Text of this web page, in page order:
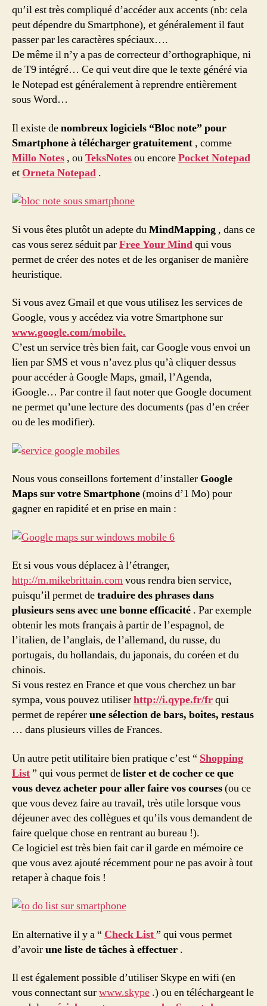
qu’il est très compliqué d’accéder aux accents (nb: cela
peut dépendre du Smartphone), et généralement il faut
passer par les caractères spéciaux….
De même il n’y a pas de correcteur d’orthographique, ni
de T9 intégré… Ce qui veut dire que le texte généré via
le Notepad est généralement à reprendre entièrement
sous Word…
Il existe denombreux logiciels “Bloc note” pour
Smartphone à télécharger gratuitement , comme
Millo Notes , ouTeksNotesou encorePocket Notepad
et Orneta Notepad .
Si vous êtes plutôt un adepte duMindMapping , dans ce
cas vous serez séduit parFree Your Mindqui vous
permet de créer des notes et de les organiser de manière
heuristique.
Si vous avez Gmail et que vous utilisez les services de
Google, vous y accédez via votre Smartphone sur
www.google.com/mobile.
C’est un service très bien fait, car Google vous envoi un
lien par SMS et vous n’avez plus qu’à cliquer dessus
pour accéder à Google Maps, gmail, l’Agenda,
iGoogle… Par contre il faut noter que Google document
ne permet qu’une lecture des documents (pas d’en créer
ou de les modifier).
Nous vous conseillons fortement d’installer Google
Maps sur votre Smartphone(moins d’1 Mo) pour
gagner en rapidité et en prise en main :
Et si vous vous déplacez à l’étranger,
http://m.mikebrittain.comvous rendra bien service,
puisqu’il permet detraduire des phrases dans
plusieurs sens avec une bonne efficacité . Par exemple
obtenir les mots français à partir de l’espagnol, de
l’italien, de l’anglais, de l’allemand, du russe, du
portugais, du hollandais, du japonais, du coréen et du
chinois.
Si vous restez en France et que vous cherchez un bar
sympa, vous pouvez utiliserhttp://i.qype.fr/frqui
permet de repérerune sélection de bars, boites, restaus
… dans plusieurs villes de Frances.
Un autre petit utilitaire bien pratique c’est “ Shopping
List” qui vous permet delister et de cocher ce que
vous devez acheter pour aller faire vos courses(ou ce
que vous devez faire au travail, très utile lorsque vous
déjeuner avec des collègues et qu’ils vous demandent de
faire quelque chose en rentrant au bureau !).
Ce logiciel est très bien fait car il garde en mémoire ce
que vous avez ajouté récemment pour ne pas avoir à tout
retaper à chaque fois !
En alternative il y a “ Check List” qui vous permet
d’avoirune liste de tâches à effectuer .
Il est également possible d’utiliser Skype en wifi (en
vous connectant surwww.skype .) ou en téléchargeant le